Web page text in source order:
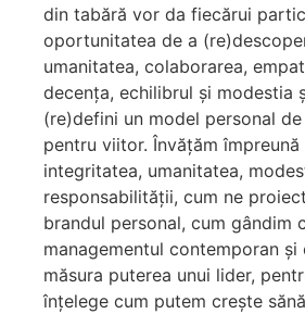
din tabără vor da fiecărui
oportunitatea de a
umanitatea, colaborarea,
decența, echilibrul și modestia
(re)defini un model personal
pentru viitor. Învățăm
integritatea, umanitatea,
responsabilității, cum ne
brandul personal, cum gândim
managementul contemporan și
măsura puterea unui lider,
înțelege cum putem crește